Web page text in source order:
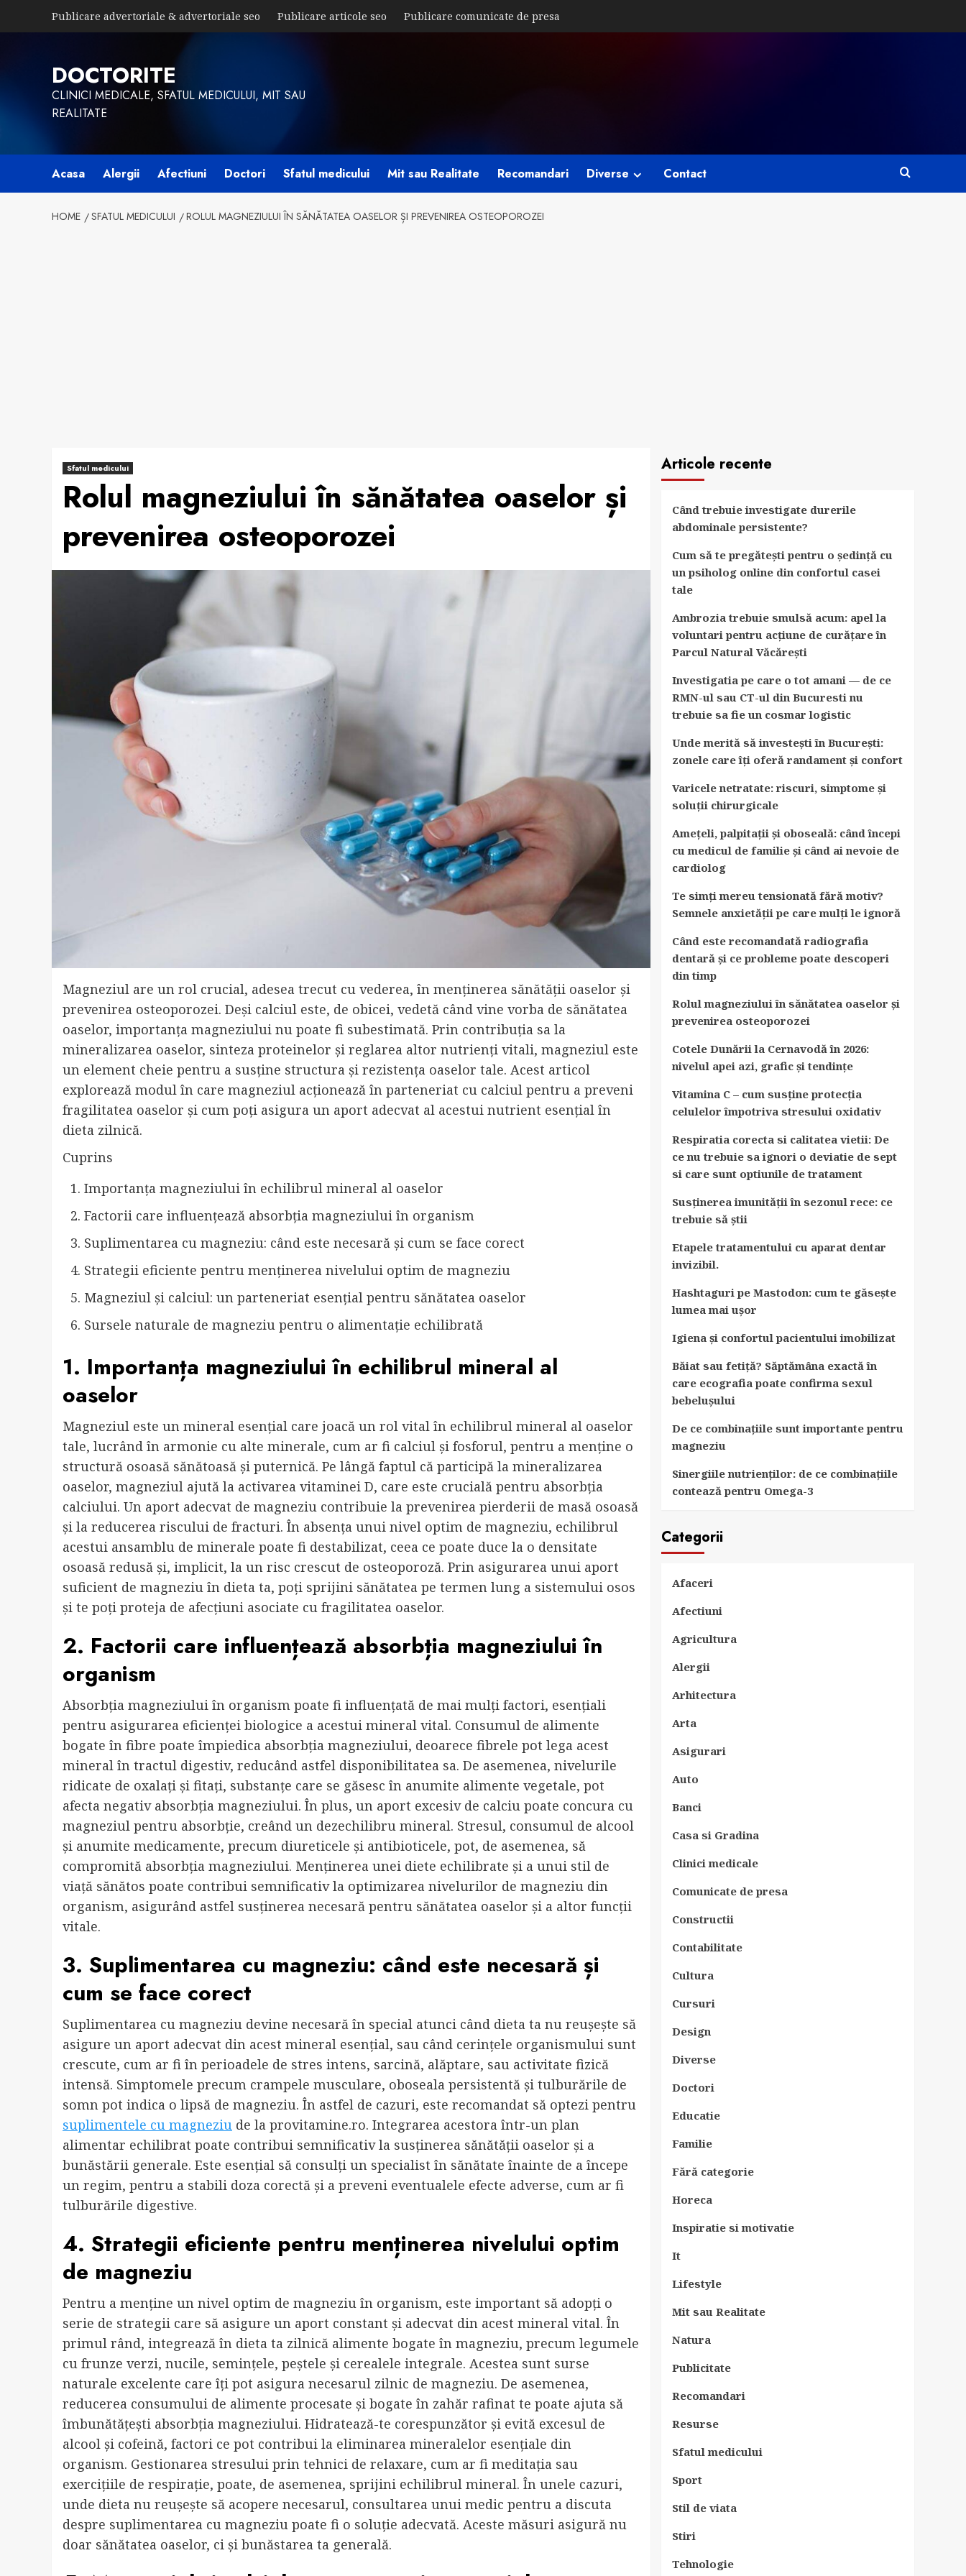
Publicare advertoriale & advertoriale seo Publicare articole seo Publicare comunicate de presa
DOCTORITE
CLINICI MEDICALE, SFATUL MEDICULUI, MIT SAU
REALITATE
Acasa Alergii Afectiuni Doctori Sfatul medicului Mit sau Realitate Recomandari Diverse Contact
HOME SFATUL MEDICULUI ROLUL MAGNEZIULUI ÎN SĂNĂTATEA OASELOR ȘI PREVENIREA OSTEOPOROZEI
Sfatul medicului
Rolul magneziului în sănătatea oaselor și
prevenirea osteoporozei
Magneziul are un rol crucial, adesea trecut cu vederea, în menținerea sănătății oaselor și
prevenirea osteoporozei. Deși calciul este, de obicei, vedetă când vine vorba de sănătatea
oaselor, importanța magneziului nu poate fi subestimată. Prin contribuția sa la
mineralizarea oaselor, sinteza proteinelor și reglarea altor nutrienți vitali, magneziul este
un element cheie pentru a susține structura și rezistența oaselor tale. Acest articol
explorează modul în care magneziul acționează în parteneriat cu calciul pentru a preveni
fragilitatea oaselor și cum poți asigura un aport adecvat al acestui nutrient esențial în
dieta zilnică.
Cuprins
Importanța magneziului în echilibrul mineral al oaselor
Factorii care influențează absorbția magneziului în organism
Suplimentarea cu magneziu: când este necesară și cum se face corect
Strategii eficiente pentru menținerea nivelului optim de magneziu
Magneziul și calciul: un parteneriat esențial pentru sănătatea oaselor
Sursele naturale de magneziu pentru o alimentație echilibrată
1. Importanța magneziului în echilibrul mineral al
oaselor
Magneziul este un mineral esențial care joacă un rol vital în echilibrul mineral al oaselor
tale, lucrând în armonie cu alte minerale, cum ar fi calciul și fosforul, pentru a menține o
structură osoasă sănătoasă și puternică. Pe lângă faptul că participă la mineralizarea
oaselor, magneziul ajută la activarea vitaminei D, care este crucială pentru absorbția
calciului. Un aport adecvat de magneziu contribuie la prevenirea pierderii de masă osoasă
și la reducerea riscului de fracturi. În absența unui nivel optim de magneziu, echilibrul
acestui ansamblu de minerale poate fi destabilizat, ceea ce poate duce la o densitate
osoasă redusă și, implicit, la un risc crescut de osteoporoză. Prin asigurarea unui aport
suficient de magneziu în dieta ta, poți sprijini sănătatea pe termen lung a sistemului osos
și te poți proteja de afecțiuni asociate cu fragilitatea oaselor.
2. Factorii care influențează absorbția magneziului în
organism
Absorbția magneziului în organism poate fi influențată de mai mulți factori, esențiali
pentru asigurarea eficienței biologice a acestui mineral vital. Consumul de alimente
bogate în fibre poate împiedica absorbția magneziului, deoarece fibrele pot lega acest
mineral în tractul digestiv, reducând astfel disponibilitatea sa. De asemenea, nivelurile
ridicate de oxalați și fitați, substanțe care se găsesc în anumite alimente vegetale, pot
afecta negativ absorbția magneziului. În plus, un aport excesiv de calciu poate concura cu
magneziul pentru absorbție, creând un dezechilibru mineral. Stresul, consumul de alcool
și anumite medicamente, precum diureticele și antibioticele, pot, de asemenea, să
compromită absorbția magneziului. Menținerea unei diete echilibrate și a unui stil de
viață sănătos poate contribui semnificativ la optimizarea nivelurilor de magneziu din
organism, asigurând astfel susținerea necesară pentru sănătatea oaselor și a altor funcții
vitale.
3. Suplimentarea cu magneziu: când este necesară și
cum se face corect
Suplimentarea cu magneziu devine necesară în special atunci când dieta ta nu reușește să
asigure un aport adecvat din acest mineral esențial, sau când cerințele organismului sunt
crescute, cum ar fi în perioadele de stres intens, sarcină, alăptare, sau activitate fizică
intensă. Simptomele precum crampele musculare, oboseala persistentă și tulburările de
somn pot indica o lipsă de magneziu. În astfel de cazuri, este recomandat să optezi pentru
suplimentele cu magneziu de la provitamine.ro. Integrarea acestora într-un plan
alimentar echilibrat poate contribui semnificativ la susținerea sănătății oaselor și a
bunăstării generale. Este esențial să consulți un specialist în sănătate înainte de a începe
un regim, pentru a stabili doza corectă și a preveni eventualele efecte adverse, cum ar fi
tulburările digestive.
4. Strategii eficiente pentru menținerea nivelului optim
de magneziu
Pentru a menține un nivel optim de magneziu în organism, este important să adopți o
serie de strategii care să asigure un aport constant și adecvat din acest mineral vital. În
primul rând, integrează în dieta ta zilnică alimente bogate în magneziu, precum legumele
cu frunze verzi, nucile, semințele, peștele și cerealele integrale. Acestea sunt surse
naturale excelente care îți pot asigura necesarul zilnic de magneziu. De asemenea,
reducerea consumului de alimente procesate și bogate în zahăr rafinat te poate ajuta să
îmbunătățești absorbția magneziului. Hidratează-te corespunzător și evită excesul de
alcool și cofeină, factori ce pot contribui la eliminarea mineralelor esențiale din
organism. Gestionarea stresului prin tehnici de relaxare, cum ar fi meditația sau
exercițiile de respirație, poate, de asemenea, sprijini echilibrul mineral. În unele cazuri,
unde dieta nu reușește să acopere necesarul, consultarea unui medic pentru a discuta
despre suplimentarea cu magneziu poate fi o soluție adecvată. Aceste măsuri asigură nu
doar sănătatea oaselor, ci și bunăstarea ta generală.
Articole recente
Când trebuie investigate durerile
abdominale persistente?
Cum să te pregătești pentru o ședință cu
un psiholog online din confortul casei
tale
Ambrozia trebuie smulsă acum: apel la
voluntari pentru acțiune de curățare în
Parcul Natural Văcărești
Investigatia pe care o tot amani — de ce
RMN-ul sau CT-ul din Bucuresti nu
trebuie sa fie un cosmar logistic
Unde merită să investești în București:
zonele care îți oferă randament și confort
Varicele netratate: riscuri, simptome și
soluții chirurgicale
Amețeli, palpitații și oboseală: când începi
cu medicul de familie și când ai nevoie de
cardiolog
Te simți mereu tensionată fără motiv?
Semnele anxietății pe care mulți le ignoră
Când este recomandată radiografia
dentară și ce probleme poate descoperi
din timp
Rolul magneziului în sănătatea oaselor și
prevenirea osteoporozei
Cotele Dunării la Cernavodă în 2026:
nivelul apei azi, grafic și tendințe
Vitamina C – cum susține protecția
celulelor împotriva stresului oxidativ
Respiratia corecta si calitatea vietii: De
ce nu trebuie sa ignori o deviatie de sept
si care sunt optiunile de tratament
Susținerea imunității în sezonul rece: ce
trebuie să știi
Etapele tratamentului cu aparat dentar
invizibil.
Hashtaguri pe Mastodon: cum te găsește
lumea mai ușor
Igiena și confortul pacientului imobilizat
Băiat sau fetiță? Săptămâna exactă în
care ecografia poate confirma sexul
bebelușului
De ce combinațiile sunt importante pentru
magneziu
Sinergiile nutrienților: de ce combinațiile
contează pentru Omega-3
Categorii
Afaceri
Afectiuni
Agricultura
Alergii
Arhitectura
Arta
Asigurari
Auto
Banci
Casa si Gradina
Clinici medicale
Comunicate de presa
Constructii
Contabilitate
Cultura
Cursuri
Design
Diverse
Doctori
Educatie
Familie
Fără categorie
Horeca
Inspiratie si motivatie
It
Lifestyle
Mit sau Realitate
Natura
Publicitate
Recomandari
Resurse
Sfatul medicului
Sport
Stil de viata
Stiri
Tehnologie